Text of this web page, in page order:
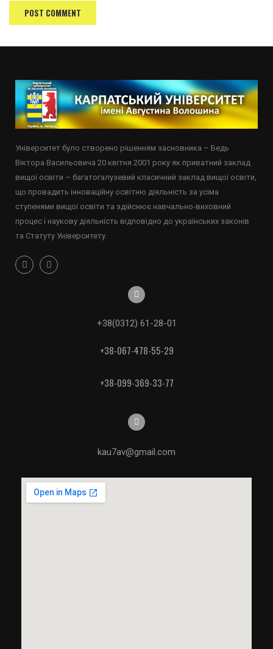
Університет було створено рішенням засновника – Бедь
Віктора Васильовича 20 квітня 2001 року як приватний заклад
вищої освіти – багатогалузевий класичний заклад вищої освіти,
що провадить інноваційну освітню діяльність за усіма
ступенями вищої освіти та здійснює навчально-виховний
процес і наукову діяльність відповідно до українських законів
та Статуту Університету.
+38(0312) 61-28-01
+38-067-478-55-29
+38-099-369-33-77
kau7av@gmail.com